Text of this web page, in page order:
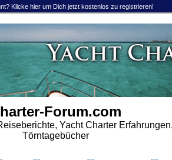
Klicke hier um Dich jetzt kostenlos zu registrieren!
Forum.com
Yacht Charter
Törntagebücher